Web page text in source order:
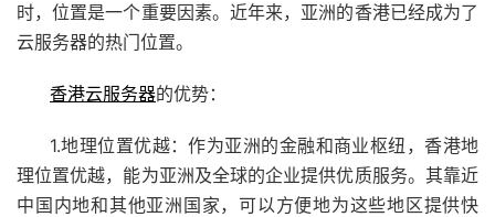
时，位置是一个重要因素。近年来，亚洲的香港已经成为了
云服务器的热门位置。
香港云服务器的优势：
1.地理位置优越：作为亚洲的金融和商业枢纽，香港地
理位置优越，能为亚洲及全球的企业提供优质服务。其靠近
中国内地和其他亚洲国家，可以方便地为这些地区提供快